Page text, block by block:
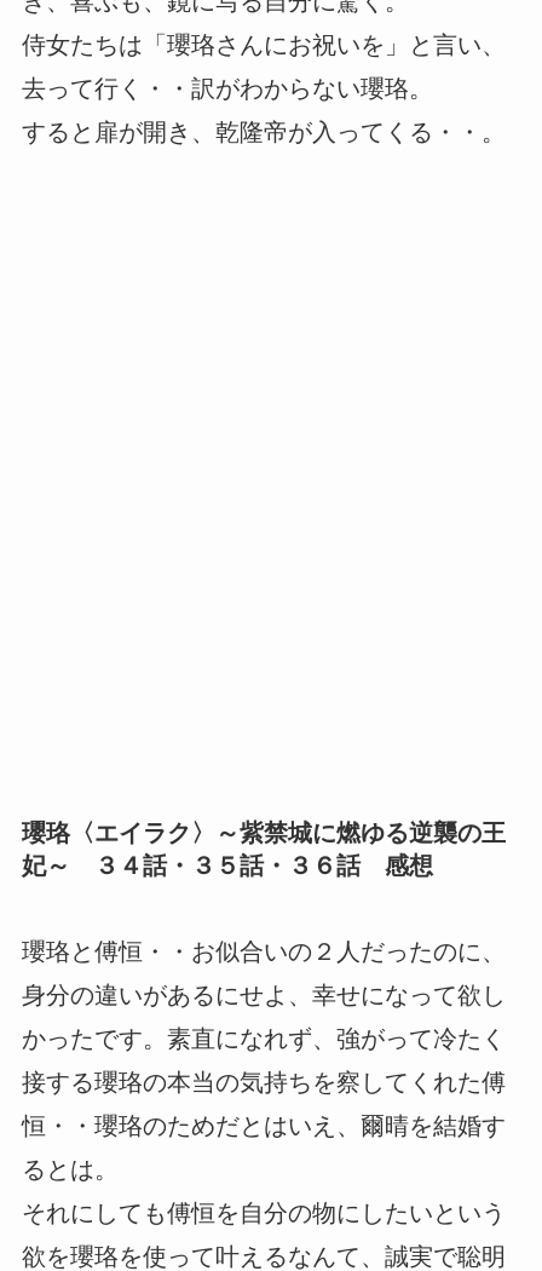
侍女たちは「瓔珞さんにお祝いを」と言い、
去って行く・・訳がわからない瓔珞。
すると扉が開き、乾隆帝が入ってくる・・。
瓔珞〈エイラク〉～紫禁城に燃ゆる逆襲の王
妃～ ３４話・３５話・３６話 感想
瓔珞と傅恒・・お似合いの２人だったのに、
身分の違いがあるにせよ、幸せになって欲し
かったです。素直になれず、強がって冷たく
接する瓔珞の本当の気持ちを察してくれた傅
恒・・瓔珞のためだとはいえ、爾晴を結婚す
るとは。
それにしても傅恒を自分の物にしたいという
欲を瓔珞を使って叶えるなんて、誠実で聡明